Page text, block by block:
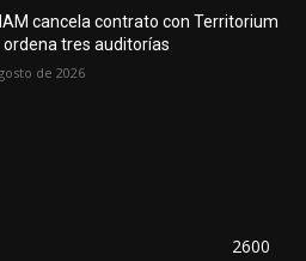
cancela contrato con Territorium
ordena tres auditorías
de 2026
2600